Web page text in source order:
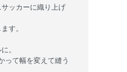
ッカーに織り上げ
す。
。
って幅を変えて縫う